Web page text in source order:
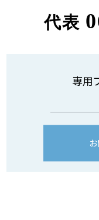
代表
専用